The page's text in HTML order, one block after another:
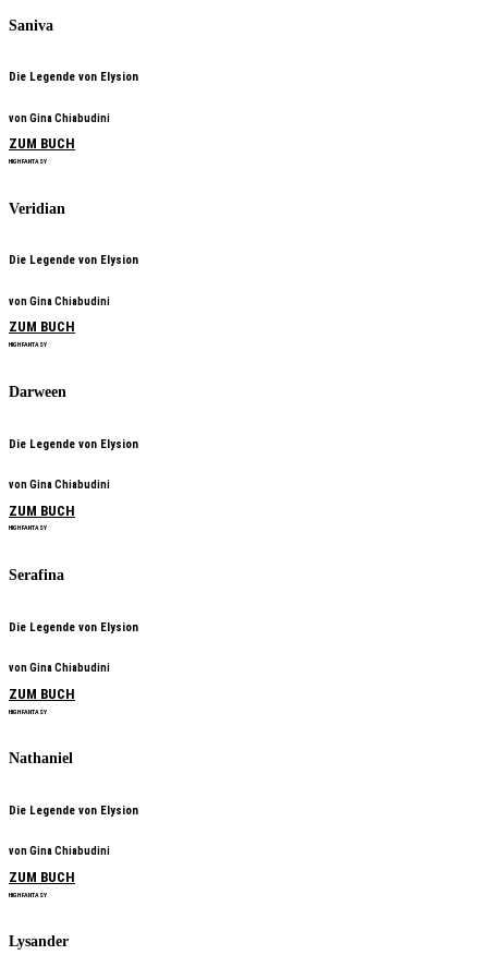
Saniva
Die Legende von Elysion
von Gina Chiabudini
ZUM BUCH
HIGH FANTASY
Veridian
Die Legende von Elysion
von Gina Chiabudini
ZUM BUCH
HIGH FANTASY
Darween
Die Legende von Elysion
von Gina Chiabudini
ZUM BUCH
HIGH FANTASY
Serafina
Die Legende von Elysion
von Gina Chiabudini
ZUM BUCH
HIGH FANTASY
Nathaniel
Die Legende von Elysion
von Gina Chiabudini
ZUM BUCH
HIGH FANTASY
Lysander